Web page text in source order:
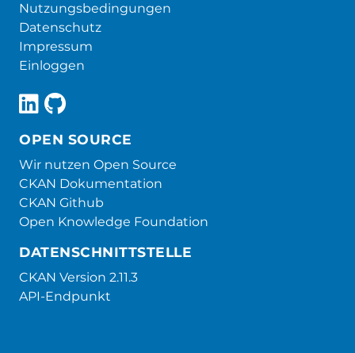
Nutzungsbedingungen
Datenschutz
Impressum
Einloggen
OPEN SOURCE
Wir nutzen Open Source
CKAN Dokumentation
CKAN Github
Open Knowledge Foundation
DATENSCHNITTSTELLE
CKAN Version 2.11.3
API-Endpunkt